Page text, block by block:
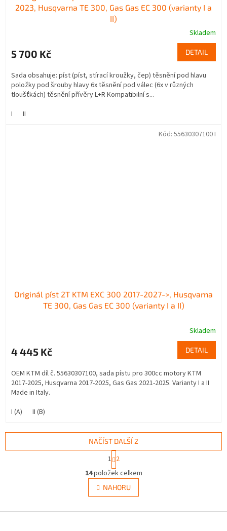
2023, Husqvarna TE 300, Gas Gas EC 300 (varianty I a
II)
Skladem
5 700 Kč DETAIL
Sada obsahuje: píst (píst, stírací kroužky, čep) těsnění pod hlavu
položky pod šrouby hlavy 6x těsnění pod válec (6x v různých
tloušťkách) těsnění přívěry L+R Kompatibilní s...
I
II
Originál píst 2T KTM EXC 300 2017-2027->, Husqvarna
TE 300, Gas Gas EC 300 (varianty I a II)
produktu
1,8
z
5
Skladem
4 445 Kč DETAIL
OEM KTM díl č. 55630307100, sada pístu pro 300cc motory KTM
2017-2025, Husqvarna 2017-2025, Gas Gas 2021-2025. Varianty I a II
Made in Italy.
I (A)
II (B)
Kód: 55630307100 I
O
v
l
á
NAČÍST DALŠÍ 2
S
t
r
á
n
k
v
1 2
14položek celkem
NAHORU